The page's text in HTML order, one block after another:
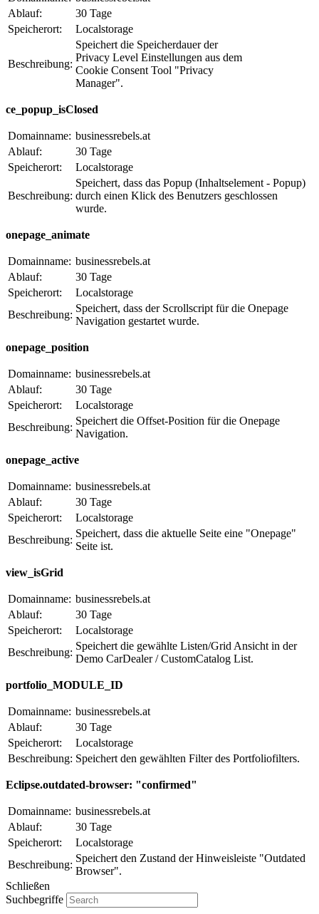
Ablauf:
30 Tage
Speicherort:
Localstorage
Beschreibung:
Speichert die Speicherdauer der
Privacy Level Einstellungen aus dem
Cookie Consent Tool "Privacy
Manager".
ce_popup_isClosed
Domainname: businessrebels.at
Ablauf:
30 Tage
Speicherort:
Localstorage
Beschreibung:
Speichert, dass das Popup (Inhaltselement - Popup)
durch einen Klick des Benutzers geschlossen
wurde.
onepage_animate
Domainname: businessrebels.at
Ablauf:
30 Tage
Speicherort:
Localstorage
Beschreibung:
Speichert, dass der Scrollscript für die Onepage
Navigation gestartet wurde.
onepage_position
Domainname: businessrebels.at
Ablauf:
30 Tage
Speicherort:
Localstorage
Beschreibung:
Speichert die Offset-Position für die Onepage
Navigation.
onepage_active
Domainname: businessrebels.at
Ablauf:
30 Tage
Speicherort:
Localstorage
Beschreibung:
Speichert, dass die aktuelle Seite eine "Onepage"
Seite ist.
view_isGrid
Domainname: businessrebels.at
Ablauf:
30 Tage
Speicherort:
Localstorage
Beschreibung:
Speichert die gewählte Listen/Grid Ansicht in der
Demo CarDealer / CustomCatalog List.
portfolio_MODULE_ID
Domainname: businessrebels.at
Ablauf:
30 Tage
Speicherort:
Localstorage
Beschreibung: Speichert den gewählten Filter des Portfoliofilters.
Eclipse.outdated-browser: "confirmed"
Domainname: businessrebels.at
Ablauf:
30 Tage
Speicherort:
Localstorage
Beschreibung:
Speichert den Zustand der Hinweisleiste "Outdated
Browser".
Schließen
Suchbegriffe